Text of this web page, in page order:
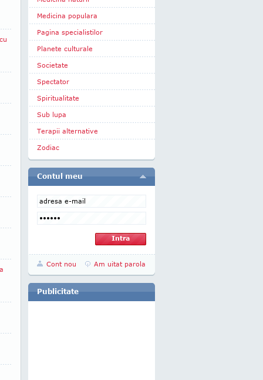
Medicina populara
Pagina specialistilor
Planete culturale
Societate
Spectator
Spiritualitate
Sub lupa
Terapii alternative
Zodiac
Contul meu
Cont nou Am uitat parola
Publicitate